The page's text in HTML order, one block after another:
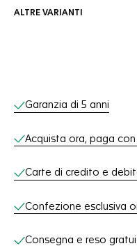
ALTRE VARIANTI
Servizi online
Garanzia di 5 anni
Acquista ora, paga con
Carte di credito e
Confezione esclusiva
Consegna e reso